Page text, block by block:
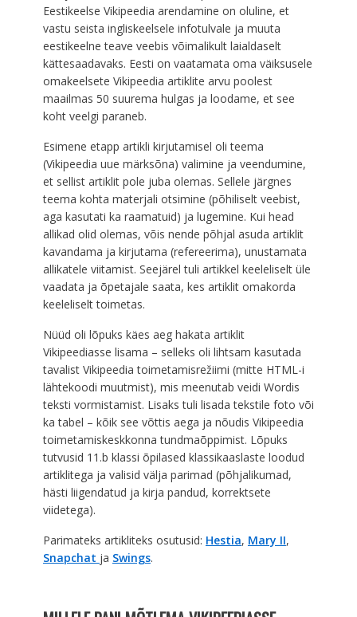
Eestikeelse Vikipeedia arendamine on oluline, et
vastu seista ingliskeelsele infotulvale ja muuta
eestikeelne teave veebis võimalikult laialdaselt
kättesaadavaks. Eesti on vaatamata oma väiksusele
omakeelsete Vikipeedia artiklite arvu poolest
maailmas 50 suurema hulgas ja loodame, et see
koht veelgi paraneb.
Esimene etapp artikli kirjutamisel oli teema
(Vikipeedia uue märksõna) valimine ja veendumine,
et sellist artiklit pole juba olemas. Sellele järgnes
teema kohta materjali otsimine (põhiliselt veebist,
aga kasutati ka raamatuid) ja lugemine. Kui head
allikad olid olemas, võis nende põhjal asuda artiklit
kavandama ja kirjutama (refereerima), unustamata
allikatele viitamist. Seejärel tuli artikkel keeleliselt üle
vaadata ja õpetajale saata, kes artiklit omakorda
keeleliselt toimetas.
Nüüd oli lõpuks käes aeg hakata artiklit
Vikipeediasse lisama – selleks oli lihtsam kasutada
tavalist Vikipeedia toimetamisrežiimi (mitte HTML-i
lähtekoodi muutmist), mis meenutab veidi Wordis
teksti vormistamist. Lisaks tuli lisada tekstile foto või
ka tabel – kõik see võttis aega ja nõudis Vikipeedia
toimetamiskeskkonna tundmaõppimist. Lõpuks
tutvusid 11.b klassi õpilased klassikaaslaste loodud
artiklitega ja valisid välja parimad (põhjalikumad,
hästi liigendatud ja kirja pandud, korrektsete
viidetega).
Parimateks artikliteks osutusid: Hestia, Mary II,
Snapchat ja Swings.